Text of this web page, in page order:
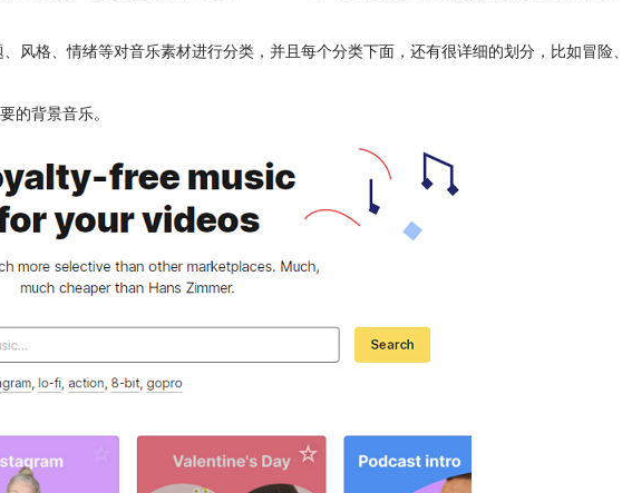
风格、情绪等对音乐素材进行分类，并且每个分类下面，还有很详细的划分，比如冒险、
的背景音乐。